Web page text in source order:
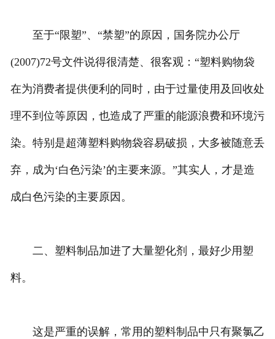
至于“限塑”、“禁塑”的原因，国务院办公厅
(2007)72号文件说得很清楚、很客观：“塑料购物袋
在为消费者提供便利的同时，由于过量使用及回收处
理不到位等原因，也造成了严重的能源浪费和环境污
染。特别是超薄塑料购物袋容易破损，大多被随意丢
弃，成为‘白色污染’的主要来源。”其实人，才是造
成白色污染的主要原因。
二、塑料制品加进了大量塑化剂，最好少用塑
料。
这是严重的误解，常用的塑料制品中只有聚氯乙